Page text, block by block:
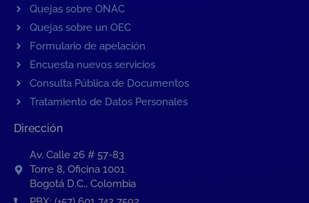
Quejas sobre ONAC
Quejas sobre un OEC
Formulario de apelación
Encuesta nuevos servicios
Consulta Pública de Documentos
Tratamiento de Datos Personales
Dirección
Av. Calle 26 # 57-83
Torre 8, Oficina 1001
Bogotá D.C., Colombia